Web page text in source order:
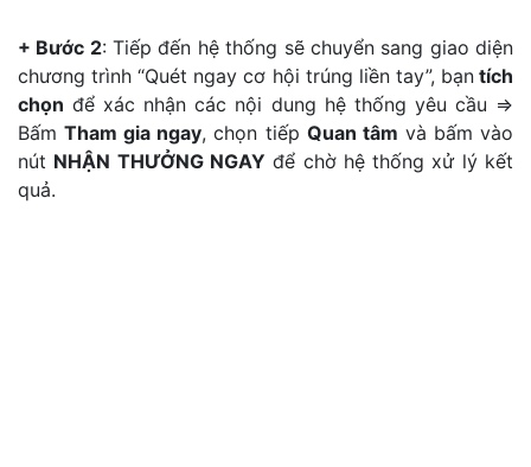
+ Bước 2: Tiếp đến hệ thống sẽ chuyển sang giao diện
chương trình “Quét ngay cơ hội trúng liền tay”, bạntích
chọn để xác nhận các nội dung hệ thống yêu cầu ⇒
BấmTham gia ngay, chọn tiếp Quan tâm và bấm vào
nút NHẬN THƯỞNG NGAY để chờ hệ thống xử lý kết
quả.